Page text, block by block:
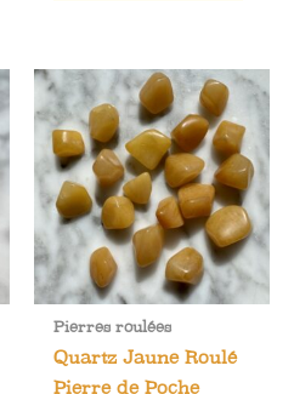
Pierres roulées
Quartz Jaune Roulé
Pierre de Poche